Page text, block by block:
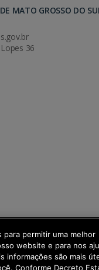
MATO GROSSO DO
36
para permitir uma melhor
website e para nos
informações são mais
Conforme Decreto